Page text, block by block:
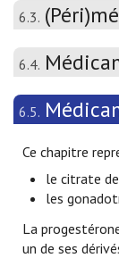
6.3.
6.4.
6.5.
Ce chapitre
le citrate
les
La
un de ses